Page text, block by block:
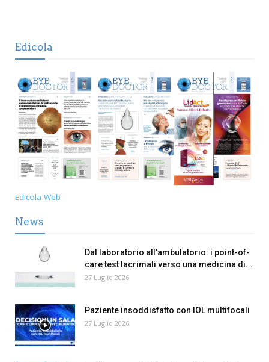
Edicola
Edicola Web
News
Dal laboratorio all’ambulatorio: i point-of-
care test lacrimali verso una medicina di...
27 Luglio 2026
Paziente insoddisfatto con IOL multifocali
27 Luglio 2026